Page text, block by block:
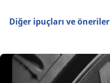
Diğer ipuçları ve öneriler